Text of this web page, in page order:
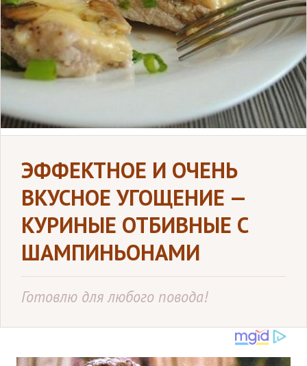
ЭФФЕКТНОЕ И ОЧЕНЬ
ВКУСНОЕ УГОЩЕНИЕ —
КУРИНЫЕ ОТБИВНЫЕ С
ШАМПИНЬОНАМИ
Готовлю для любого повода!